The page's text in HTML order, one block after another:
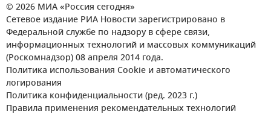
© 2026 МИА «Россия сегодня»
Сетевое издание РИА Новости зарегистрировано в
Федеральной службе по надзору в сфере связи,
информационных технологий и массовых коммуникаций
(Роскомнадзор) 08 апреля 2014 года.
Политика использования Cookie и автоматического
логирования
Политика конфиденциальности (ред. 2023 г.)
Правила применения рекомендательных технологий